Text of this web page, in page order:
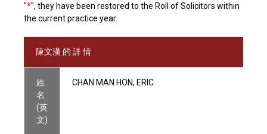
"*", they have been restored to the Roll of Solicitors within
the current practice year.
陳文漢 的 詳 情
姓
名
(英
文)
CHAN MAN HON, ERIC